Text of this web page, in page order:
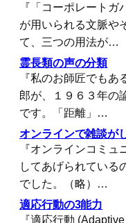
『「コーポレート
が用いられる文脈や
て、三つの用法が…
霊長類の声の分類
『私のお師匠でも
郎が、１９６３年の
です。「距離」…
オンラインで雑談が
『オンラインコミ
してあげられている
でした。（略）…
適応行動の3能力
『適応行動